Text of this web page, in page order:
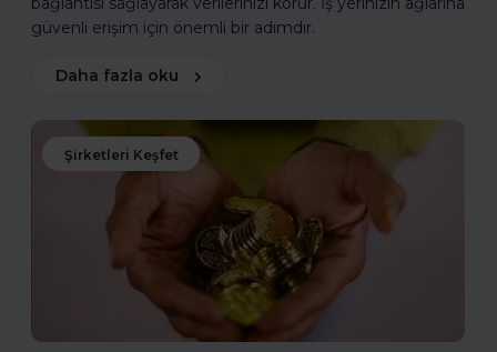
güvenli erişim için önemli bir adımdır.
Daha fazla oku
Şirketleri Keşfet